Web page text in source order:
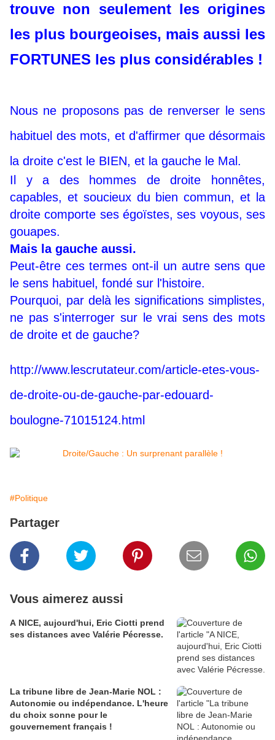
trouve non seulement les origines
les plus bourgeoises, mais aussi les
FORTUNES les plus considérables !
Nous ne proposons pas de renverser le sens
habituel des mots, et d'affirmer que désormais
la droite c'est le BIEN, et la gauche le Mal.
Il y a des hommes de droite honnêtes,
capables, et soucieux du bien commun, et la
droite comporte ses égoïstes, ses voyous, ses
gouapes.
Mais la gauche aussi.
Peut-être ces termes ont-il un autre sens que
le sens habituel, fondé sur l'histoire.
Pourquoi, par delà les significations simplistes,
ne pas s'interroger sur le vrai sens des mots
de droite et de gauche?
http://www.lescrutateur.com/article-etes-vous-
de-droite-ou-de-gauche-par-edouard-
boulogne-71015124.html
#Politique
Partager
Vous aimerez aussi
A NICE, aujourd'hui, Eric Ciotti prend
ses distances avec Valérie Pécresse.
La tribune libre de Jean-Marie NOL :
Autonomie ou indépendance. L'heure
du choix sonne pour le
gouvernement français !